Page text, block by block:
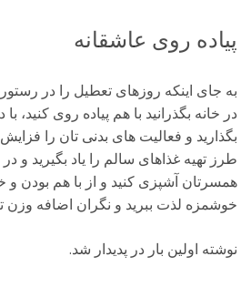
پیاده روی عاشقانه
به جای اینکه روزهای تعطیل را در
در خانه بگذرانید با هم پیاده روی کنید،
بگذارید و فعالیت های بدنی تان را
طرز تهیه غذاهای سالم را یاد بگیرید و
همسرتان آشپزی کنید و از با هم بودن
خوشمزه لذت ببرید و نگران اضافه وزن
نوشته اولین بار در پدیدار شد.